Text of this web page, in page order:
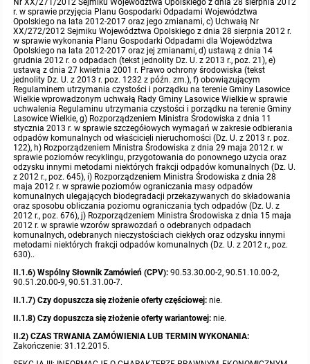
Dyżury Przewodniczącego Rady Gminy
Plan Postępowań
Informacje o wyborze ofert
W trakcie opracowania
Obowiązujące
W trakcie opracowania
Plan ogólny gminy
Obowiązujący
W trakcie opracowania
Formularze dotyczące aktów planowania przestrzennego
Wnioski o sporządzenie lub zmianę planów ogólnych lub planów
miejscowych
Zbiory danych przestrzennych
Analizy zmian w zagospodarowaniu przestrzennym
OGŁOSZENIA
Taryfy dla zbiorowego zaopatrzenia w wodę i zbiorowego odprowadzania
ścieków dla Gminy Lasowice Wielkie
Ochrona danych osobowych
Raport o stanie gminy
Punkty nieodpłatnej pomocy prawnej
INNE
Gminna Komisja Rozwiązywania Problemów Alkoholowych
Skargi, wnioski i petycje
Wybory Ławników 2024r.
Nr XX/271/2012 Sejmiku Województwa Opolskiego z dnia 28 sierpnia 2012
r. w sprawie przyjęcia Planu Gospodarki Odpadami Województwa
Opolskiego na lata 2012-2017 oraz jego zmianami, c) Uchwałą Nr
XX/272/2012 Sejmiku Województwa Opolskiego z dnia 28 sierpnia 2012 r.
w sprawie wykonania Planu Gospodarki Odpadami dla Województwa
Opolskiego na lata 2012-2017 oraz jej zmianami, d) ustawą z dnia 14
grudnia 2012 r. o odpadach (tekst jednolity Dz. U. z 2013 r., poz. 21), e)
ustawą z dnia 27 kwietnia 2001 r. Prawo ochrony środowiska (tekst
jednolity Dz. U. z 2013 r. poz. 1232 z późn. zm.), f) obowiązującym
Regulaminem utrzymania czystości i porządku na terenie Gminy Lasowice
Wielkie wprowadzonym uchwałą Rady Gminy Lasowice Wielkie w sprawie
uchwalenia Regulaminu utrzymania czystości i porządku na terenie Gminy
Lasowice Wielkie, g) Rozporządzeniem Ministra Środowiska z dnia 11
stycznia 2013 r. w sprawie szczegółowych wymagań w zakresie odbierania
odpadów komunalnych od właścicieli nieruchomości (Dz. U. z 2013 r. poz.
122), h) Rozporządzeniem Ministra Środowiska z dnia 29 maja 2012 r. w
sprawie poziomów recyklingu, przygotowania do ponownego użycia oraz
odzysku innymi metodami niektórych frakcji odpadów komunalnych (Dz. U.
z 2012 r., poz. 645), i) Rozporządzeniem Ministra Środowiska z dnia 28
maja 2012 r. w sprawie poziomów ograniczania masy odpadów
komunalnych ulegających biodegradacji przekazywanych do składowania
oraz sposobu obliczania poziomu ograniczania tych odpadów (Dz. U. z
2012 r., poz. 676), j) Rozporządzeniem Ministra Środowiska z dnia 15 maja
2012 r. w sprawie wzorów sprawozdań o odebranych odpadach
komunalnych, odebranych nieczystościach ciekłych oraz odzysku innymi
metodami niektórych frakcji odpadów komunalnych (Dz. U. z 2012 r., poz.
630)..
II.1.6) Wspólny Słownik Zamówień (CPV): 90.53.30.00-2, 90.51.10.00-2,
90.51.20.00-9, 90.51.31.00-7.
II.1.7) Czy dopuszcza się złożenie oferty częściowej: nie.
II.1.8) Czy dopuszcza się złożenie oferty wariantowej: nie.
II.2) CZAS TRWANIA ZAMÓWIENIA LUB TERMIN WYKONANIA:
Zakończenie: 31.12.2015.